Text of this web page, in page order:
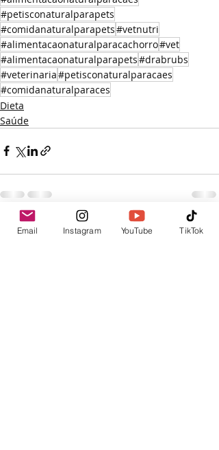
#petisconaturalparapets
#comidanaturalparapets#vetnutri
#alimentacaonaturalparacachorro#vet
#alimentacaonaturalparapets#drabrubs
#veterinaria#petisconaturalparacaes
#comidanaturalparaces
Dieta
Saúde
Posts recentes Ver tudo
Email Instagram YouTube TikTok